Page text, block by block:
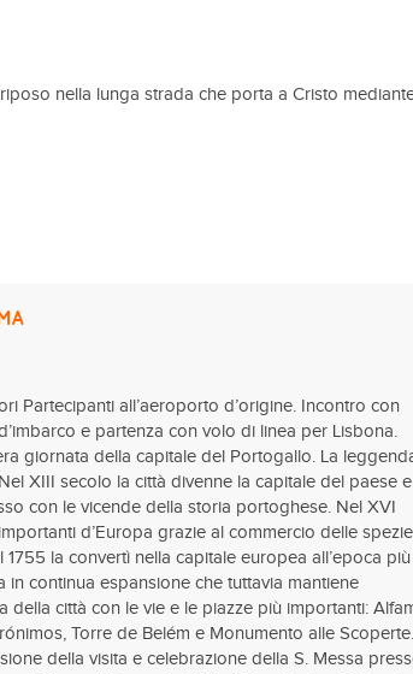
nella lunga strada che porta a Cristo
Partecipanti all’aeroporto d’origine. Incontro con
e partenza con volo di linea per Lisbona.
giornata della capitale del Portogallo. La
XIII secolo la città divenne la capitale del paese
con le vicende della storia portoghese. Nel XVI
d’Europa grazie al commercio delle
la convertì nella capitale europea all’epoca più
continua espansione che tuttavia mantiene
della città con le vie e le piazze più importanti:
Torre de Belém e Monumento alle Scoperte.
della visita e celebrazione della S. Messa